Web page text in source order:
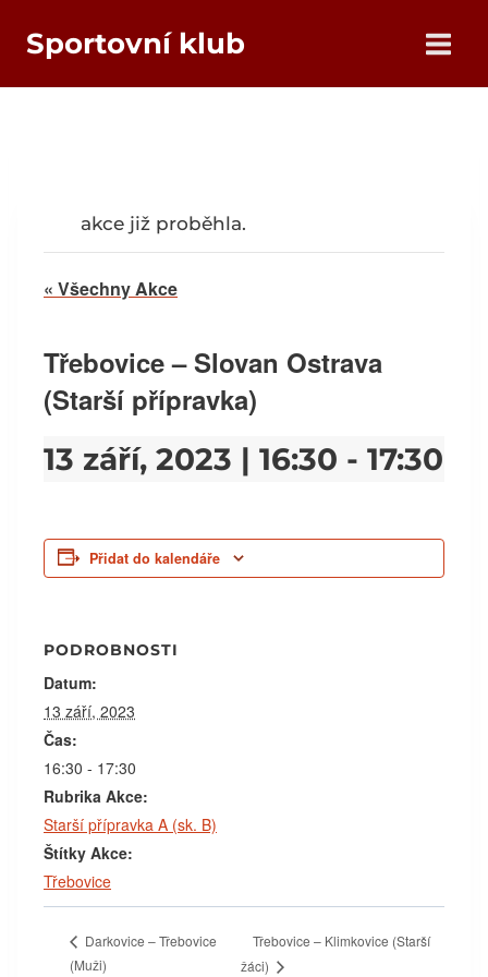
Sportovní klub
akce již proběhla.
« Všechny Akce
Třebovice – Slovan Ostrava
(Starší přípravka)
13 září, 2023 | 16:30 - 17:30
Přidat do kalendáře
PODROBNOSTI
Datum:
13 září, 2023
Čas:
16:30 - 17:30
Rubrika Akce:
Starší přípravka A (sk. B)
Štítky Akce:
Třebovice
Darkovice – Třebovice
(Muži)
Třebovice – Klimkovice (Starší
žáci)